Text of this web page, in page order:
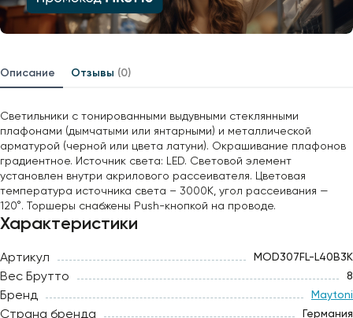
Описание Отзывы (0)
Светильники с тонированными выдувными стеклянными
плафонами (дымчатыми или янтарными) и металлической
арматурой (черной или цвета латуни). Окрашивание плафонов
градиентное. Источник света: LED. Световой элемент
установлен внутри акрилового рассеивателя. Цветовая
температура источника света – 3000К, угол рассеивания —
120°. Торшеры снабжены Push-кнопкой на проводе.
Характеристики
Артикул MOD307FL-L40B3K
Вес Брутто 8
Бренд Maytoni
Страна бренда Германия